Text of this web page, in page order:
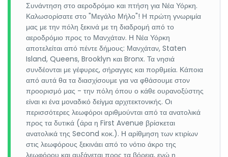
Συνάντηση στο αεροδρόμιο και πτήση για Νέα Υόρκη.
Καλωσορίσατε στο "Μεγάλο Μήλο"! Η πρώτη γνωριμία
μας με την πόλη ξεκινά με τη διαδρομή από το
αεροδρόμιο προς το Μανχάταν. Η Νέα Υόρκη
αποτελείται από πέντε δήμους: Μανχάταν, Staten
Island, Queens, Brooklyn και Bronx. Τα νησιά
συνδέονται με γέφυρες, σήραγγες και πορθμεία. Κάποια
από αυτά θα τα διασχίσουμε για να φθάσουμε στον
προορισμό μας - την πόλη όπου ο κάθε ουρανοξύστης
είναι κι ένα μοναδικό δείγμα αρχιτεκτονικής. Οι
περισσότερες λεωφόροι αριθμούνται από τα ανατολικά
προς τα δυτικά (άρα η First Avenue βρίσκεται
ανατολικά της Second κοκ.). Η αρίθμηση των κτιρίων
στις λεωφόρους ξεκινάει από το νότιο άκρο της
λεωφόρου και αυξάνεται προς τα βόρεια, ενώ η